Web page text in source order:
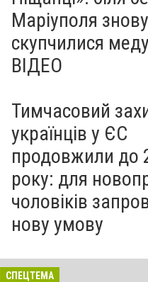
Маріуполя знову
скупчилися
ВІДЕО
Тимчасовий
українців у ЄС
продовжили до
року: для
чоловіків
нову умову
СПЕЦТЕМА